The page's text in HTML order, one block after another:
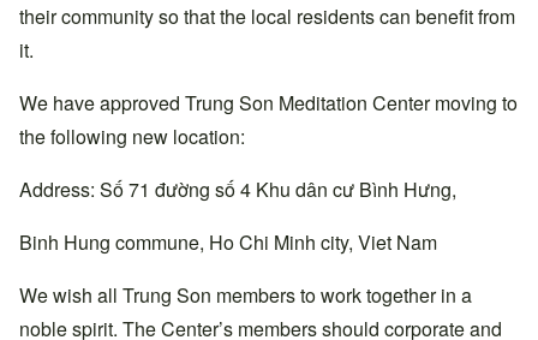
their community so that the local residents can benefit from
it.
We have approved Trung Son Meditation Center moving to
the following new location:
Address: Số 71 đường số 4 Khu dân cư Bình Hưng,
Binh Hung commune, Ho Chi Minh city, Viet Nam
We wish all Trung Son members to work together in a
noble spirit. The Center’s members should corporate and